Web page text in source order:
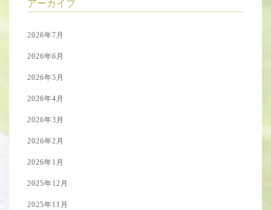
アーカイブ
2026年7月
2026年6月
2026年5月
2026年4月
2026年3月
2026年2月
2026年1月
2025年12月
2025年11月